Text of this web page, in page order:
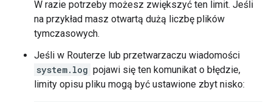
W razie potrzeby możesz zwiększyć ten limit. Jeśli
na przykład masz otwartą dużą liczbę plików
tymczasowych.
Jeśli w Routerze lub przetwarzaczu wiadomości
system.log pojawi się ten komunikat o błędzie,
limity opisu pliku mogą być ustawione zbyt nisko: